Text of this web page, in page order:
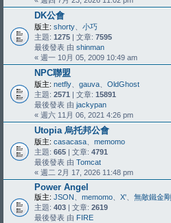
DK公會
版主: shorty
小巧
主題: 1275 | 文章: 7595
最後發表 由 shinman
« 週一 10月 05, 2009 10:49 am
NPC聯盟
版主: netfly gauva
OldGhost
主題: 2571 | 文章: 15891
最後發表 由 jackypan
« 週六 11月 06, 2021 4:26 pm
Utopia 烏托邦公會
版主: casacasa
memomo
主題: 665 | 文章: 4791
最後發表 由 Tomcat
« 週二 2月 17, 2026 11:48 pm
Power Angel
版主: JSON memomo X'
無敵鐵金剛
主題: 403 | 文章: 2619
最後發表 由 FIRE